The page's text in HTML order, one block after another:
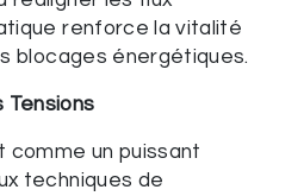
renforce la vitalité
blocages énergétiques.
Tensions
comme un puissant
techniques de